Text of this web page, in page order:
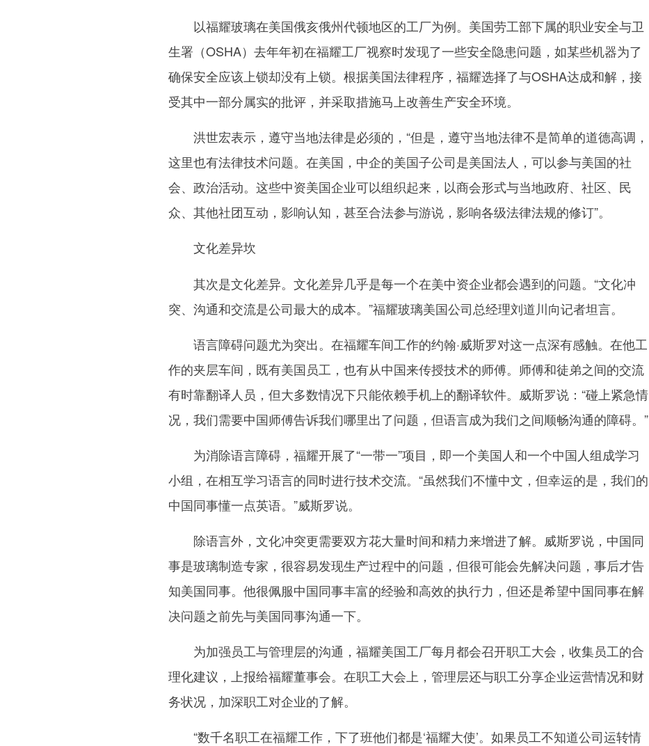
以福耀玻璃在美国俄亥俄州代顿地区的工厂为例。美国劳工部下属的职业安全与卫
生署（OSHA）去年年初在福耀工厂视察时发现了一些安全隐患问题，如某些机器为了
确保安全应该上锁却没有上锁。根据美国法律程序，福耀选择了与OSHA达成和解，接
受其中一部分属实的批评，并采取措施马上改善生产安全环境。
洪世宏表示，遵守当地法律是必须的，“但是，遵守当地法律不是简单的道德高调，
这里也有法律技术问题。在美国，中企的美国子公司是美国法人，可以参与美国的社
会、政治活动。这些中资美国企业可以组织起来，以商会形式与当地政府、社区、民
众、其他社团互动，影响认知，甚至合法参与游说，影响各级法律法规的修订”。
文化差异坎
其次是文化差异。文化差异几乎是每一个在美中资企业都会遇到的问题。“文化冲
突、沟通和交流是公司最大的成本。”福耀玻璃美国公司总经理刘道川向记者坦言。
语言障碍问题尤为突出。在福耀车间工作的约翰·威斯罗对这一点深有感触。在他工
作的夹层车间，既有美国员工，也有从中国来传授技术的师傅。师傅和徒弟之间的交流
有时靠翻译人员，但大多数情况下只能依赖手机上的翻译软件。威斯罗说：“碰上紧急情
况，我们需要中国师傅告诉我们哪里出了问题，但语言成为我们之间顺畅沟通的障碍。”
为消除语言障碍，福耀开展了“一带一”项目，即一个美国人和一个中国人组成学习
小组，在相互学习语言的同时进行技术交流。“虽然我们不懂中文，但幸运的是，我们的
中国同事懂一点英语。”威斯罗说。
除语言外，文化冲突更需要双方花大量时间和精力来增进了解。威斯罗说，中国同
事是玻璃制造专家，很容易发现生产过程中的问题，但很可能会先解决问题，事后才告
知美国同事。他很佩服中国同事丰富的经验和高效的执行力，但还是希望中国同事在解
决问题之前先与美国同事沟通一下。
为加强员工与管理层的沟通，福耀美国工厂每月都会召开职工大会，收集员工的合
理化建议，上报给福耀董事会。在职工大会上，管理层还与职工分享企业运营情况和财
务状况，加深职工对企业的了解。
“数千名职工在福耀工作，下了班他们都是‘福耀大使’。如果员工不知道公司运转情